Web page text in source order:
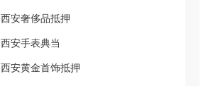
西安奢侈品抵押
西安手表典当
西安黄金首饰抵押